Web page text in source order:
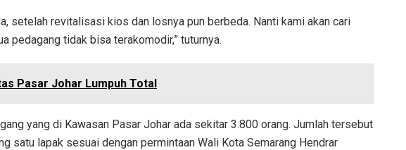
setelah revitalisasi kios dan losnya pun berbeda. Nanti kami akan cari
pedagang tidak bisa terakomodir,” tuturnya.
Pasar Johar Lumpuh Total
yang di Kawasan Pasar Johar ada sekitar 3.800 orang. Jumlah tersebut
satu lapak sesuai dengan permintaan Wali Kota Semarang Hendrar